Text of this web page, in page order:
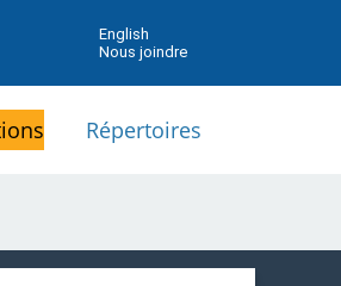
English
Nous joindre
Répertoires